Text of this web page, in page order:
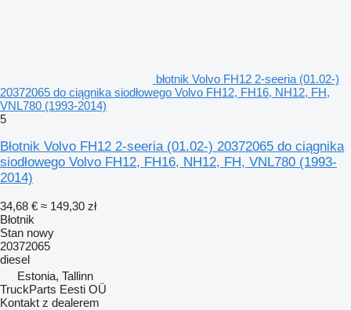
błotnik Volvo FH12 2-seeria (01.02-)
20372065 do ciągnika siodłowego Volvo FH12, FH16, NH12, FH,
VNL780 (1993-2014)
5
Błotnik Volvo FH12 2-seeria (01.02-) 20372065 do ciągnika
siodłowego Volvo FH12, FH16, NH12, FH, VNL780 (1993-
2014)
34,68 € ≈ 149,30 zł
Błotnik
Stan nowy
20372065
diesel
Estonia, Tallinn
TruckParts Eesti OÜ
Kontakt z dealerem